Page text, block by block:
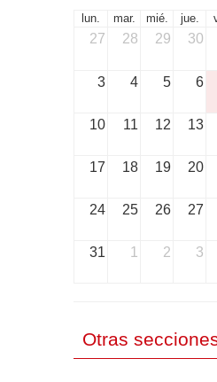
lun. mar. mié. jue.
27 28 29 30
3 4 5 6
10 11 12 13
17 18 19 20
24 25 26 27
31 1 2 3
Otras